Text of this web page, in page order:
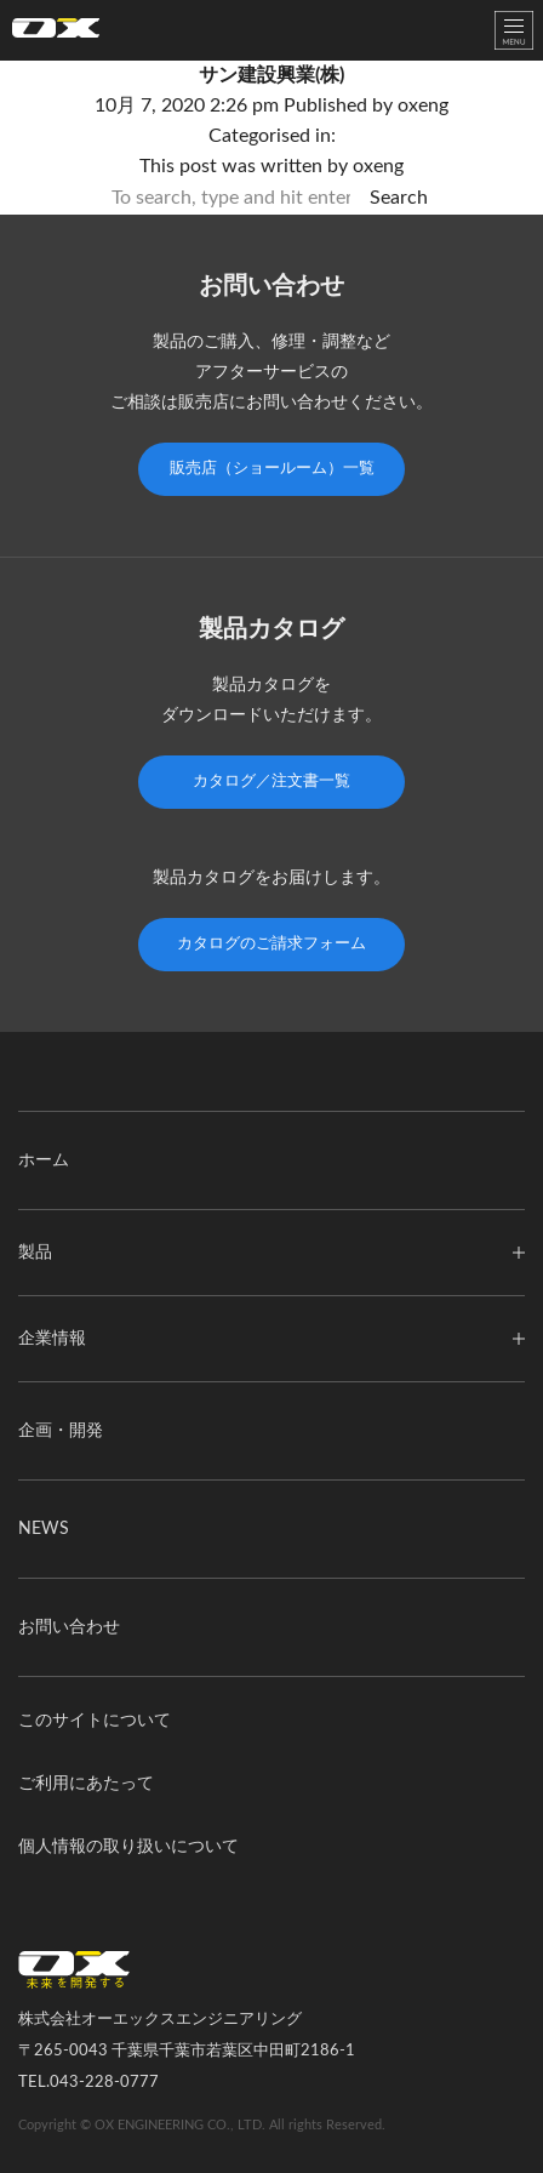
サン建設興業(株)
10月 7, 2020 2:26 pm Published by oxeng
Categorised in:
This post was written by oxeng
Search
お問い合わせ
製品のご購入、修理・調整など
アフターサービスの
ご相談は販売店にお問い合わせください。
販売店（ショールーム）一覧
製品カタログ
製品カタログを
ダウンロードいただけます。
カタログ／注文書一覧
製品カタログをお届けします。
カタログのご請求フォーム
ホーム
製品
企業情報
企画・開発
NEWS
お問い合わせ
このサイトについて
ご利用にあたって
個人情報の取り扱いについて
株式会社オーエックスエンジニアリング
〒265-0043 千葉県千葉市若葉区中田町2186-1
TEL.043-228-0777
Copyright © OX ENGINEERING CO., LTD. All rights Reserved.